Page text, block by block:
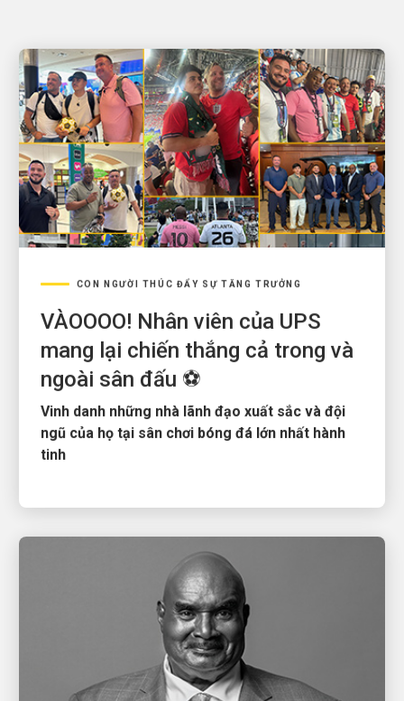
CON NGƯỜI THÚC ĐẨY SỰ TĂNG TRƯỞNG
VÀOOOO! Nhân viên của UPS
mang lại chiến thắng cả trong và
ngoài sân đấu ⚽
Vinh danh những nhà lãnh đạo xuất sắc và đội
ngũ của họ tại sân chơi bóng đá lớn nhất hành
tinh